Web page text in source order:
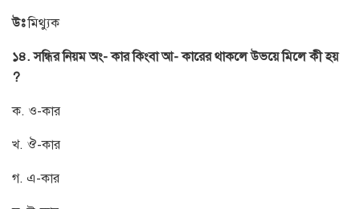
উঃমিথ্যুক
১৪. সন্ধির নিয়ম অং- কার কিংবা আ- কারের থাকলে উভয়ে মিলে কী হয়
?
ক. ও-কার
খ. ঔ-কার
গ. এ-কার